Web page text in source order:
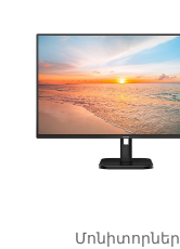
Մոնիտորներ